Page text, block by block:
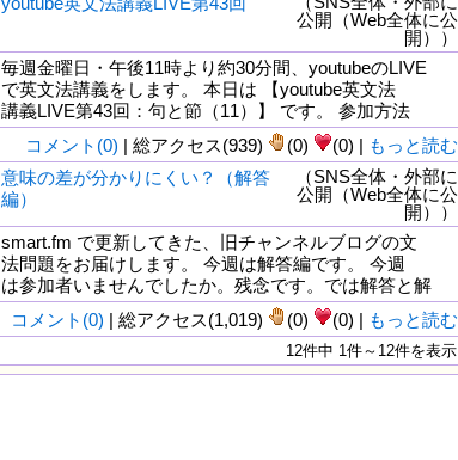
公開（Web全体に公
開））
毎週金曜日・午後11時より約30分間、youtubeのLIVE
で英文法講義をします。 本日は 【youtube英文法
講義LIVE第43回：句と節（11）】 です。 参加方法
コメント(0) | 総アクセス(939) (0) (0) | もっと読む
意味の差が分かりにくい？（解答
編）
（SNS全体・外部に
公開（Web全体に公
開））
smart.fm で更新してきた、旧チャンネルブログの文
法問題をお届けします。 今週は解答編です。 今週
は参加者いませんでしたか。残念です。では解答と解
コメント(0) | 総アクセス(1,019) (0) (0) | もっと読む
12件中 1件～12件を表示